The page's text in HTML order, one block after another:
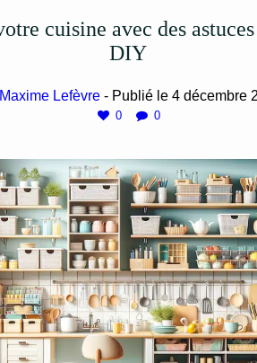
DIY
Maxime Lefèvre - Publié le4 décembre
0 0